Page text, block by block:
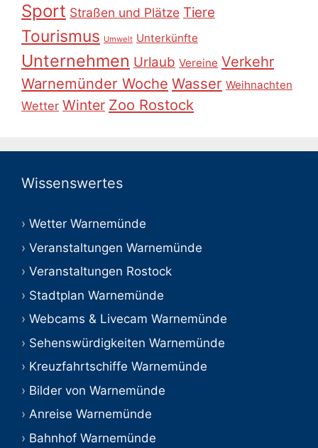
Sport Straßen und Plätze Tiere
Tourismus Umwelt Unterkünfte
Unternehmen Urlaub Vereine Verkehr
Warnemünder Woche Wasser Weihnachten
Wetter Winter Zoo Rostock
Wissenswertes
Wetter Warnemünde
Veranstaltungen Warnemünde
Veranstaltungen Rostock
Stadtplan Warnemünde
Webcams & Livecam Warnemünde
Sehenswürdigkeiten Warnemünde
Kreuzfahrtschiffe Warnemünde
Bilder von Warnemünde
Anreise Warnemünde
Bahnhof Warnemünde